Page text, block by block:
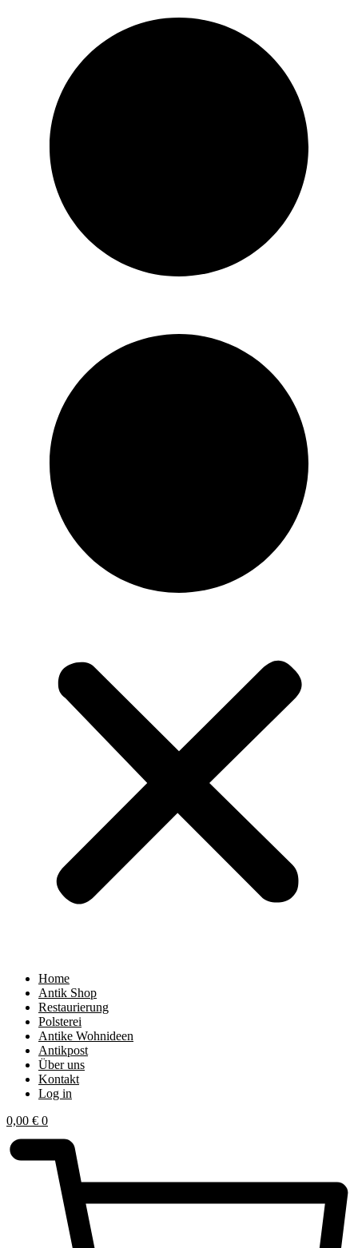
Home
Antik Shop
Restaurierung
Polsterei
Antike Wohnideen
Antikpost
Über uns
Kontakt
Log in
0,00 € 0